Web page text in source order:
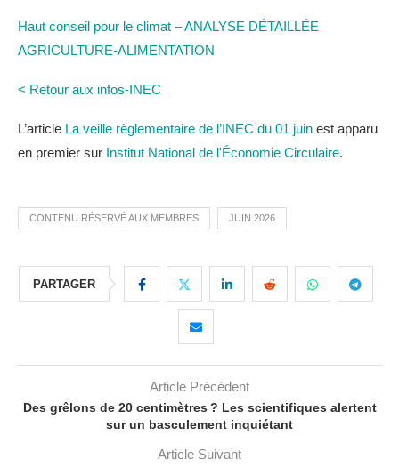
Haut conseil pour le climat – ANALYSE DÉTAILLÉE
AGRICULTURE-ALIMENTATION
< Retour aux infos-INEC
L’article La veille règlementaire de l’INEC du 01 juin est apparu
en premier sur Institut National de l'Économie Circulaire.
CONTENU RÉSERVÉ AUX MEMBRES JUIN 2026
PARTAGER
Article Précédent
Des grêlons de 20 centimètres ? Les scientifiques alertent
sur un basculement inquiétant
Article Suivant